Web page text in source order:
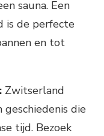
sauna. Een
is de perfecte
en tot
Zwitserland
die
tijd. Bezoek